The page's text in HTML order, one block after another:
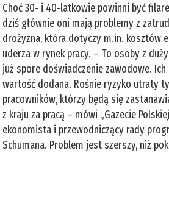
Choć 30- i 40-latkowie powinni być
dziś głównie oni mają problemy z
drożyzna, która dotyczy m.in. kosztów
uderza w rynek pracy. – To osoby z
już spore doświadczenie zawodowe.
wartość dodana. Rośnie ryzyko utraty
pracowników, którzy będą się
z kraju za pracą – mówi „Gazecie
ekonomista i przewodniczący rady
Schumana. Problem jest szerszy, niż